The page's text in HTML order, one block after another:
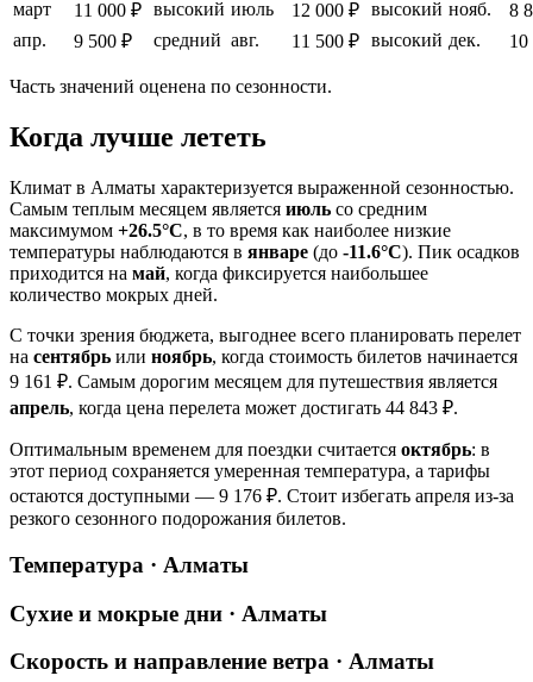
март
11 000 ₽ высокий июль 12 000 ₽ высокий нояб.
8
апр.
9 500 ₽ средний авг. 11 500 ₽ высокий дек. 10
Часть значений оценена по сезонности.
Когда лучше лететь
Климат в Алматы характеризуется выраженной сезонностью.
Самым теплым месяцем является июль со средним
максимумом +26.5°C, в то время как наиболее низкие
температуры наблюдаются в январе (до -11.6°C). Пик осадков
приходится на май, когда фиксируется наибольшее
количество мокрых дней.
С точки зрения бюджета, выгоднее всего планировать перелет
на сентябрь или ноябрь, когда стоимость билетов начинается
9 161 ₽. Самым дорогим месяцем для путешествия является
апрель, когда цена перелета может достигать 44 843 ₽.
Оптимальным временем для поездки считается октябрь: в
этот период сохраняется умеренная температура, а тарифы
остаются доступными — 9 176 ₽. Стоит избегать апреля из-за
резкого сезонного подорожания билетов.
Температура · Алматы
Сухие и мокрые дни · Алматы
Скорость и направление ветра · Алматы